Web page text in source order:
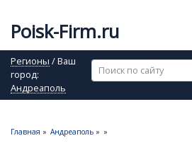
Poisk-Firm.ru
Регионы / Ваш
город:
Андреаполь
Главная » Андреаполь » »